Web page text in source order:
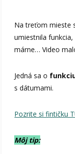
Na treťom mieste
umiestnila
márne… Video
Jedná sa o
s dátumami.
Pozrite si fintičku
Môj tip: